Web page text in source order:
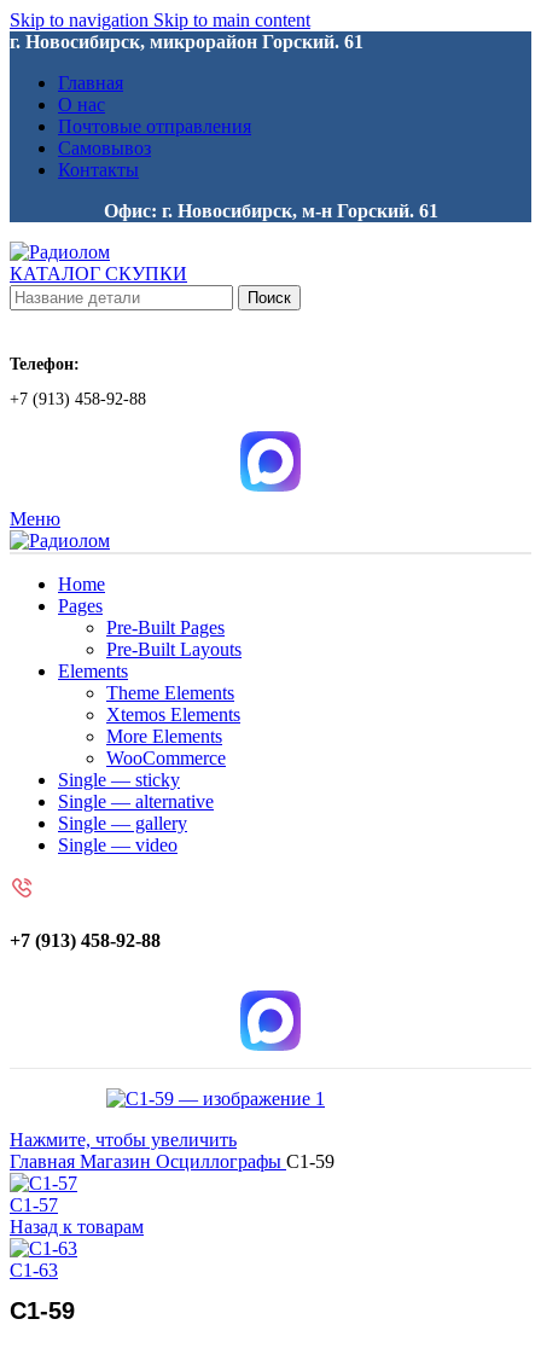
Skip to navigation Skip to main content
г. Новосибирск, микрорайон Горский. 61
Главная
О нас
Почтовые отправления
Самовывоз
Контакты
Офис: г. Новосибирск, м-н Горский. 61
КАТАЛОГ СКУПКИ
Поиск
Телефон:
+7 (913) 458-92-88
Меню
Home
Pages
Pre-Built Pages
Pre-Built Layouts
Elements
Theme Elements
Xtemos Elements
More Elements
WooCommerce
Single — sticky
Single — alternative
Single — gallery
Single — video
+7 (913) 458-92-88
Нажмите, чтобы увеличить
Главная Магазин Осциллографы С1-59
С1-57
Назад к товарам
С1-63
С1-59